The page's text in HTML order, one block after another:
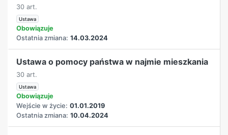
30 art.
Ustawa
Obowiązuje
Ostatnia zmiana: 14.03.2024
Ustawa o pomocy państwa w najmie mieszkania
30 art.
Ustawa
Obowiązuje
Wejście w życie: 01.01.2019
Ostatnia zmiana: 10.04.2024